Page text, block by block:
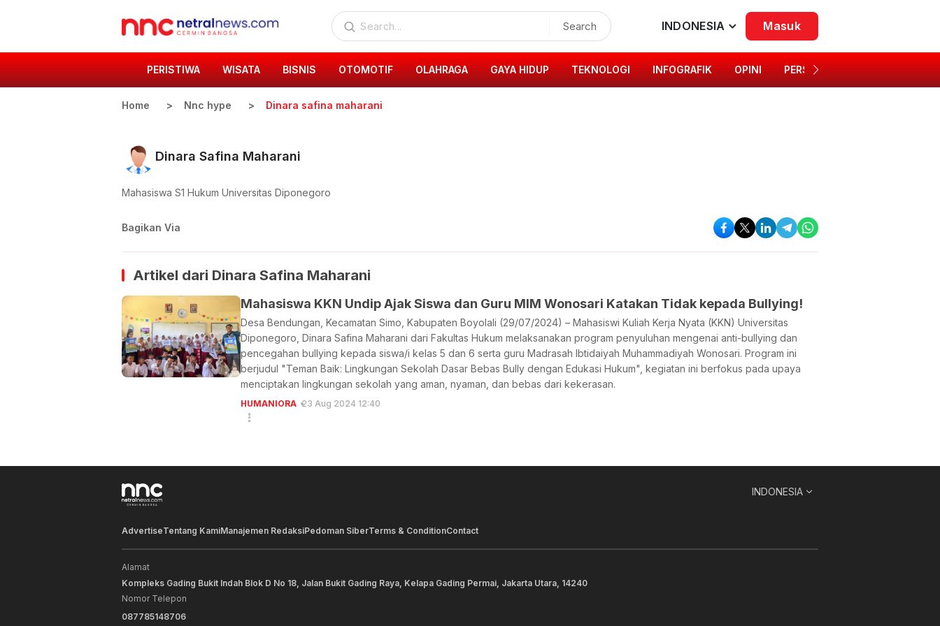
Search INDONESIA Masuk
PERISTIWA WISATA BISNIS OTOMOTIF OLAHRAGA GAYA HIDUP TEKNOLOGI INFOGRAFIK OPINI PERSONA
Home Nnc hype Dinara safina maharani
Dinara Safina Maharani
Mahasiswa S1 Hukum Universitas Diponegoro
Bagikan Via
Artikel dari Dinara Safina Maharani
Mahasiswa KKN Undip Ajak Siswa dan Guru MIM Wonosari Katakan Tidak kepada Bullying!
Desa Bendungan, Kecamatan Simo, Kabupaten Boyolali (29/07/2024) – Mahasiswi Kuliah Kerja Nyata (KKN) Universitas
Diponegoro, Dinara Safina Maharani dari Fakultas Hukum melaksanakan program penyuluhan mengenai anti-bullying dan
pencegahan bullying kepada siswa/i kelas 5 dan 6 serta guru Madrasah Ibtidaiyah Muhammadiyah Wonosari. Program ini
berjudul "Teman Baik: Lingkungan Sekolah Dasar Bebas Bully dengan Edukasi Hukum", kegiatan ini berfokus pada upaya
menciptakan lingkungan sekolah yang aman, nyaman, dan bebas dari kekerasan.
HUMANIORA 23 Aug 2024 12:40
INDONESIA
AdvertiseTentang KamiManajemen RedaksiPedoman SiberTerms & ConditionContact
Alamat
Kompleks Gading Bukit Indah Blok D No 18, Jalan Bukit Gading Raya, Kelapa Gading Permai, Jakarta Utara, 14240
Nomor Telepon
087785148706